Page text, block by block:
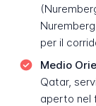
per il
Medio
Qatar,
aperto nel